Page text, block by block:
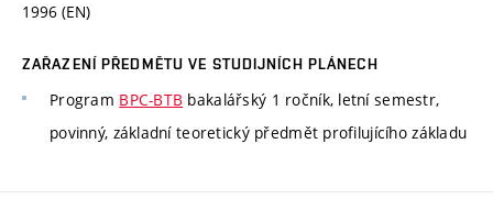
1996 (EN)
ZAŘAZENÍ PŘEDMĚTU VE STUDIJNÍCH PLÁNECH
Program BPC-BTB bakalářský 1 ročník, letní semestr,
povinný, základní teoretický předmět profilujícího základu